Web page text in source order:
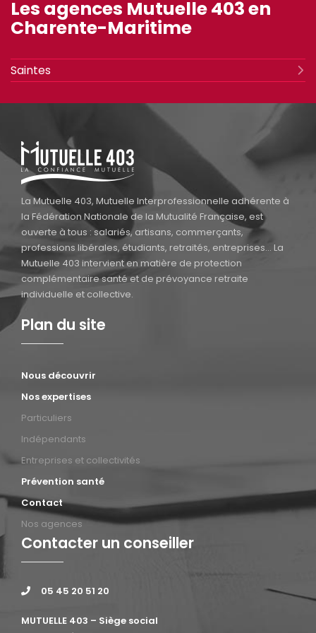
403
SAINTES
Les agences Mutuelle 403 en
Charente-Maritime
Saintes
La Mutuelle 403, Mutuelle Interprofessionnelle adhérente à
la Fédération Nationale de la Mutualité Française, est
ouverte à tous : salariés, artisans, commerçants,
professions libérales, étudiants, retraités, entreprises… La
Mutuelle 403 intervient en matière de protection
complémentaire santé et de prévoyance retraite
individuelle et collective.
Plan du site
Nous découvrir
Nos expertises
Particuliers
Indépendants
Entreprises et collectivités
Prévention santé
Contact
Nos agences
Contacter un conseiller
05 45 20 51 20
MUTUELLE 403 – Siège social